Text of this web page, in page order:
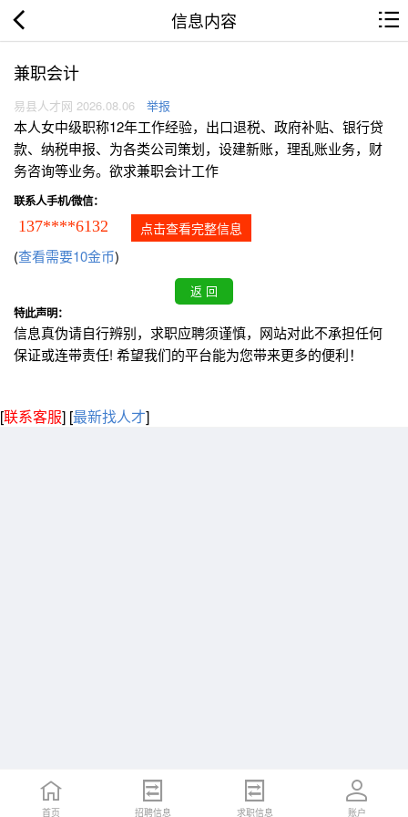
信息内容
兼职会计
易县人才网 2026.08.06 举报
本人女中级职称12年工作经验，出口退税、政府补贴、银行贷
款、纳税申报、为各类公司策划，设建新账，理乱账业务，财
务咨询等业务。欲求兼职会计工作
联系人手机/微信：
137****6132 点击查看完整信息
(查看需要10金币)
特此声明：
信息真伪请自行辨别，求职应聘须谨慎，网站对此不承担任何
保证或连带责任! 希望我们的平台能为您带来更多的便利！
[联系客服] [最新找人才]
首页 招聘信息 求职信息 账户